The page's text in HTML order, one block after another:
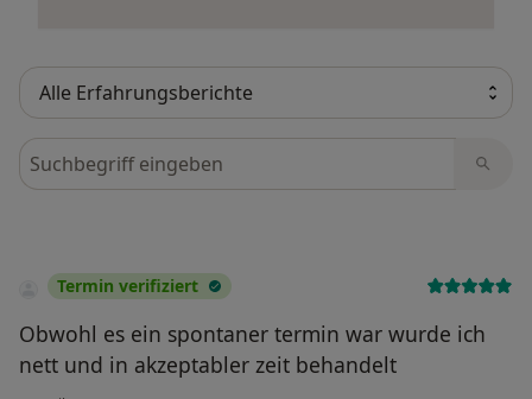
Bewertungen durchsuchen
Termin verifiziert
Obwohl es ein spontaner termin war wurde ich
nett und in akzeptabler zeit behandelt